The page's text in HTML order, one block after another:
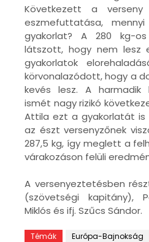
Következett a verseny
eszmefuttatása,
gyakorlat? A 280 kg-
látszott, hogy nem lesz
gyakorlatok
körvonalazódott, hogy a
kevés lesz. A harmadik
ismét nagy rizikó
Attila ezt a gyakorlatát is
az észt versenyzőnek
287,5 kg, így meglett a
várakozáson felüli
A versenyeztetésben
(szövetségi kapitány),
Miklós és ifj. Szűcs Sándor.
Témák Európa-Bajnokság